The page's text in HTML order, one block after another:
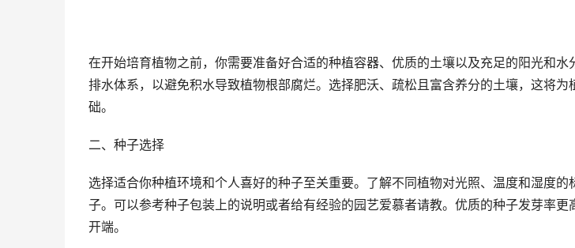
在开始培育植物之前，你需要准备好合适的种植容器、优质的土壤以及充足的阳光和水
排水体系，以避免积水导致植物根部腐烂。选择肥沃、疏松且富含养分的土壤，这将为
础。
二、种子选择
选择适合你种植环境和个人喜好的种子至关重要。了解不同植物对光照、温度和湿度的
子。可以参考种子包装上的说明或者给有经验的园艺爱慕者请教。优质的种子发芽率更
开端。